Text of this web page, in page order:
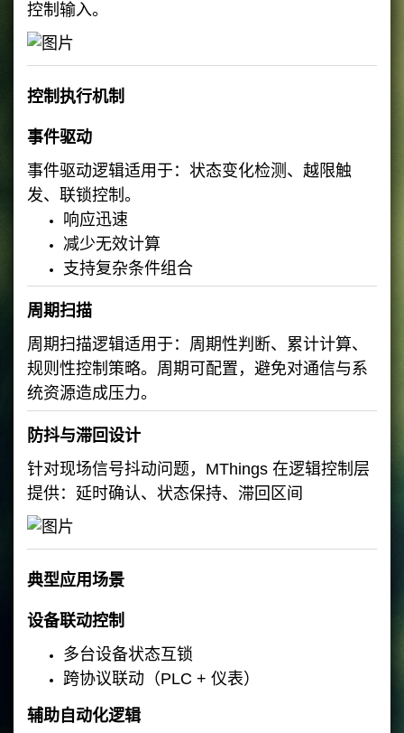
控制输入。
控制执行机制
事件驱动
事件驱动逻辑适用于：状态变化检测、越限触
发、联锁控制。
响应迅速
减少无效计算
支持复杂条件组合
周期扫描
周期扫描逻辑适用于：周期性判断、累计计算、
规则性控制策略。周期可配置，避免对通信与系
统资源造成压力。
防抖与滞回设计
针对现场信号抖动问题，MThings 在逻辑控制层
提供：延时确认、状态保持、滞回区间
典型应用场景
设备联动控制
多台设备状态互锁
跨协议联动（PLC + 仪表）
辅助自动化逻辑